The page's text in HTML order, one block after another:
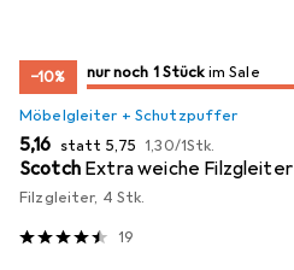
−10% noch 1 Stückim Sale
nur noch 1 Stück im Sale
Möbelgleiter + Schutzpuffer
EUR
5,16 statt EUR
5,75 EUR
1,30/1Stk.
Scotch Extra weiche Filzgleiter
Filzgleiter, 4 Stk.
19